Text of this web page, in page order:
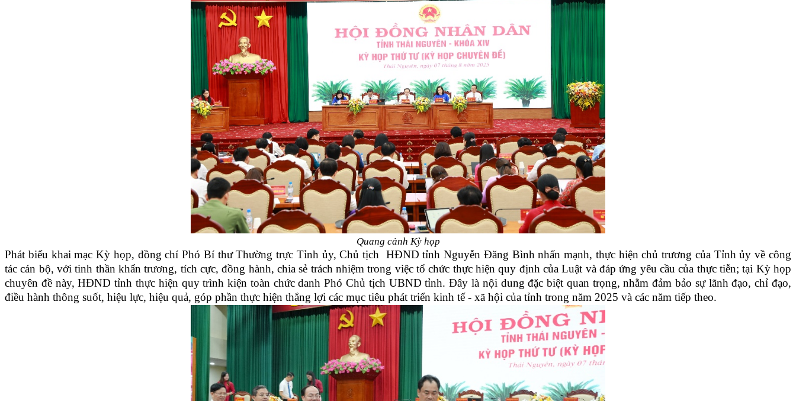
Quang cảnh Kỳ họp
Phát biểu khai mạc Kỳ họp, đồng chí Phó Bí thư Thường trực Tỉnh ủy, Chủ tịch HĐND tỉnh Nguyễn Đăng Bình nhấn mạnh, thực hiện chủ trương của Tỉnh ủy về công
tác cán bộ, với tinh thần khẩn trương, tích cực, đồng hành, chia sẻ trách nhiệm trong việc tổ chức thực hiện quy định của Luật và đáp ứng yêu cầu của thực tiễn; tại Kỳ họp
chuyên đề này, HĐND tỉnh thực hiện quy trình kiện toàn chức danh Phó Chủ tịch UBND tỉnh. Đây là nội dung đặc biệt quan trọng, nhằm đảm bảo sự lãnh đạo, chỉ đạo,
điều hành thông suốt, hiệu lực, hiệu quả, góp phần thực hiện thắng lợi các mục tiêu phát triển kinh tế - xã hội của tỉnh trong năm 2025 và các năm tiếp theo.